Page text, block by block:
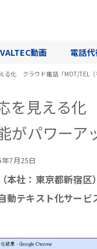
VALTEC動画 電話代
る化 クラウド電話「MOT/TEL
を見える
がパワーア
年7月25日
本社：東京都新宿
動テキスト化サー